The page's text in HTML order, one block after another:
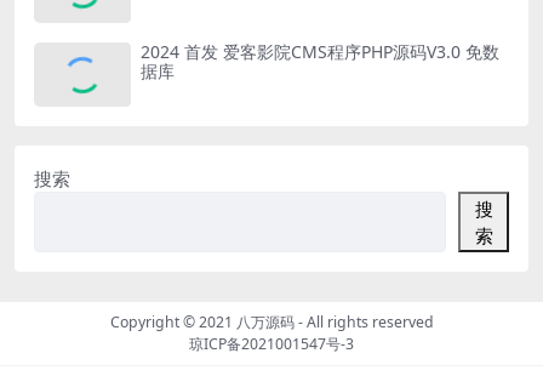
2024 首发 爱客影院CMS程序PHP源码V3.0 免数
据库
搜索
搜
索
Copyright © 2021 八万源码- All rights reserved
琼ICP备2021001547号-3